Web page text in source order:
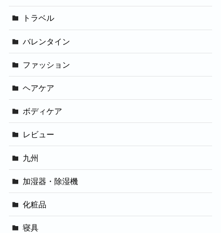
トラベル
バレンタイン
ファッション
ヘアケア
ボディケア
レビュー
九州
加湿器・除湿機
化粧品
寝具